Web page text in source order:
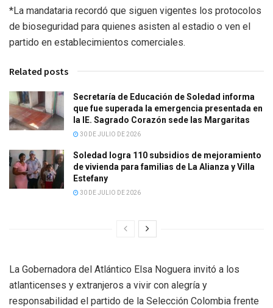
*La mandataria recordó que siguen vigentes los protocolos
de bioseguridad para quienes asisten al estadio o ven el
partido en establecimientos comerciales.
Related posts
Secretaría de Educación de Soledad informa
que fue superada la emergencia presentada en
la IE. Sagrado Corazón sede las Margaritas
30 DE JULIO DE 2026
Soledad logra 110 subsidios de mejoramiento
de vivienda para familias de La Alianza y Villa
Estefany
30 DE JULIO DE 2026
La Gobernadora del Atlántico Elsa Noguera invitó a los
atlanticenses y extranjeros a vivir con alegría y
responsabilidad el partido de la Selección Colombia frente